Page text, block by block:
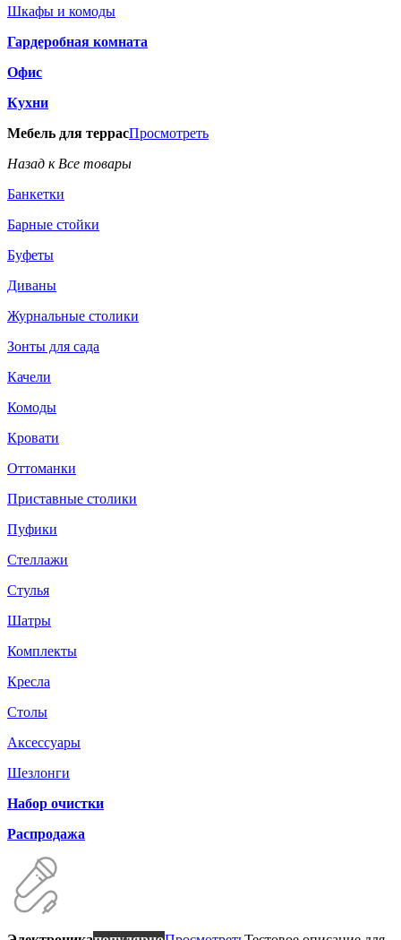
Шкафы и комоды
Гардеробная комната
Офис
Кухни
Мебель для террасПросмотреть
Назад к Все товары
Банкетки
Барные стойки
Буфеты
Диваны
Журнальные столики
Зонты для сада
Качели
Комоды
Кровати
Оттоманки
Приставные столики
Пуфики
Стеллажи
Стулья
Шатры
Комплекты
Кресла
Столы
Аксессуары
Шезлонги
Набор очистки
Распродажа